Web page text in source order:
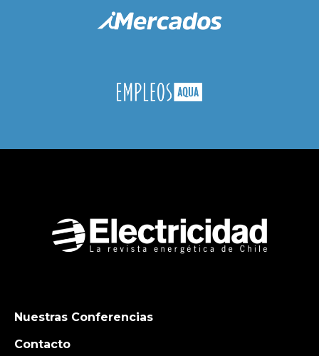
Nuestras Conferencias
Contacto